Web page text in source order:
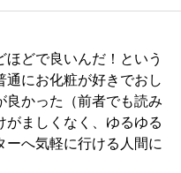
どで良いんだ！という
通にお化粧が好きでおし
良かった（前者でも読み
がましくなく、ゆるゆる
ーへ気軽に行ける人間に